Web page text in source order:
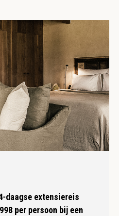
daagse extensiereis
per persoon bij een